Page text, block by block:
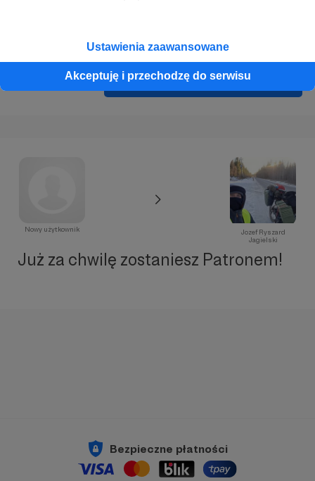
Ustawienia zaawansowane
Akceptuję i przechodzę do serwisu
Cofnij Zarejestruj się i przejdź dalej
Nowy użytkownik
Jozef Ryszard
Jagielski
Już za chwilę zostaniesz Patronem!
Bezpieczne płatności